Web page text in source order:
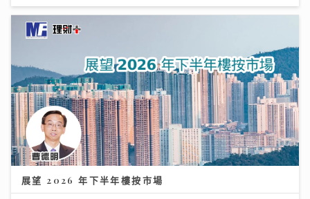
展望 2026 年下半年樓按市場